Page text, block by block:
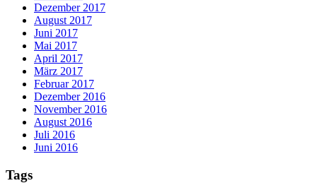
Dezember 2017
August 2017
Juni 2017
Mai 2017
April 2017
März 2017
Februar 2017
Dezember 2016
November 2016
August 2016
Juli 2016
Juni 2016
Tags